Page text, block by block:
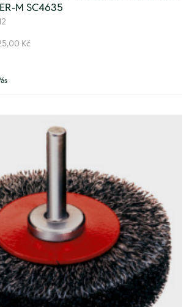
M SC4635
Kč
hinzufügen
Wunschliste hinzufügen